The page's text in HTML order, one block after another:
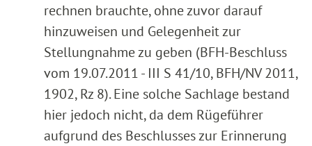
rechnen brauchte, ohne zuvor darauf
hinzuweisen und Gelegenheit zur
Stellungnahme zu geben (BFH-Beschluss
vom 19.07.2011 - III S 41/10, BFH/NV 2011,
1902, Rz 8). Eine solche Sachlage bestand
hier jedoch nicht, da dem Rügeführer
aufgrund des Beschlusses zur Erinnerung